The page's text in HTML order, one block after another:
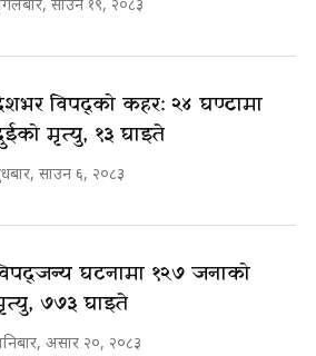
विपद्को कहर: २४ घण्टामा
मृत्यु, १३ घाइते
साउन ६, २०८३
घटनामा १२७ जनाको
७७३ घाइते
असार २०, २०८३